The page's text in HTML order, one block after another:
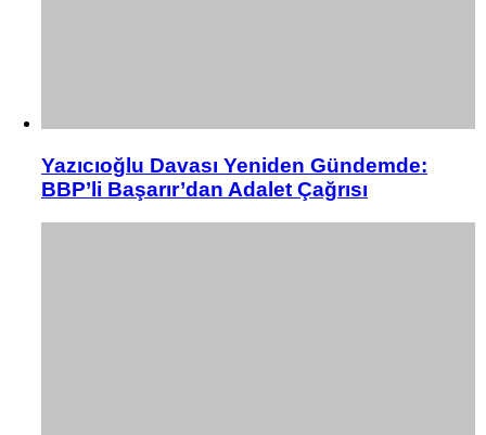
Yazıcıoğlu Davası Yeniden Gündemde:
BBP’li Başarır’dan Adalet Çağrısı